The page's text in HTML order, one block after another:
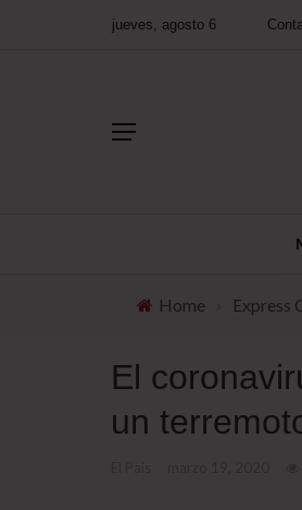
jueves, agosto 6
Home Express
El
un